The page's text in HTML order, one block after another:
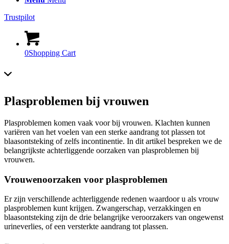
Trustpilot
0Shopping Cart
Plasproblemen bij vrouwen
Plasproblemen komen vaak voor bij vrouwen. Klachten kunnen
variëren van het voelen van een sterke aandrang tot plassen tot
blaasontsteking of zelfs incontinentie. In dit artikel bespreken we de
belangrijkste achterliggende oorzaken van plasproblemen bij
vrouwen.
Vrouwenoorzaken voor plasproblemen
Er zijn verschillende achterliggende redenen waardoor u als vrouw
plasproblemen kunt krijgen. Zwangerschap, verzakkingen en
blaasontsteking zijn de drie belangrijke veroorzakers van ongewenst
urineverlies, of een versterkte aandrang tot plassen.